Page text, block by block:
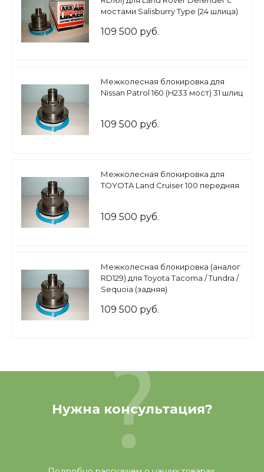
мостами Salisburry Type (24 шлица)
109 500 руб.
Межколесная блокировка для
Nissan Patrol 160 (H233 мост) 31 шлиц
109 500 руб.
Межколесная блокировка для
TOYOTA Land Cruiser 100 передняя
109 500 руб.
Межколесная блокировка (аналог
RD129) для Toyota Tacoma / Tundra /
Sequoia (задняя)
109 500 руб.
Нужна консультация?